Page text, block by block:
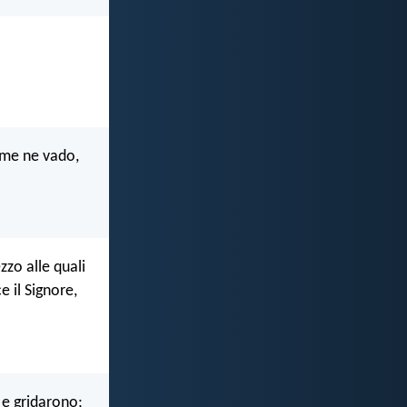
ne vado,
alle quali
il Signore,
gridarono;